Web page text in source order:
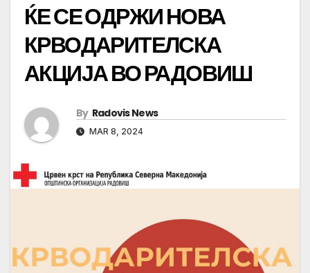
ЌЕ СЕ ОДРЖИ НОВА
КРВОДАРИТЕЛСКА
АКЦИЈА ВО РАДОВИШ
By Radovis News
MAR 8, 2024